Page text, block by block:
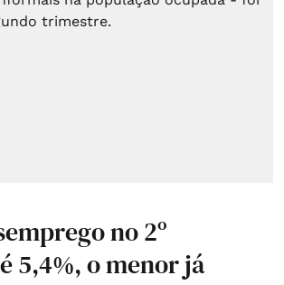
no 2º
5,4%, o menor já